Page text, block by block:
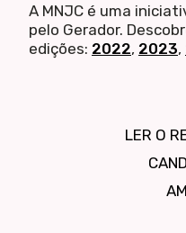
A MNJC é uma
pelo Gerador.
edições: 2022, 2023,
LER O